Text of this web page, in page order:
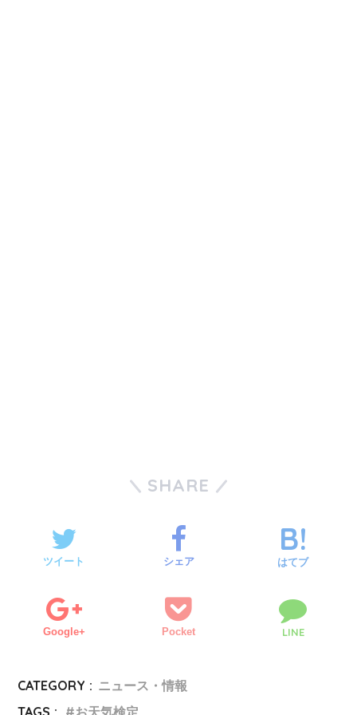
SHARE
ツイート シェア はてブ
Google+ Pocket LINE
CATEGORY : ニュース・情報
TAGS :
お天気検定